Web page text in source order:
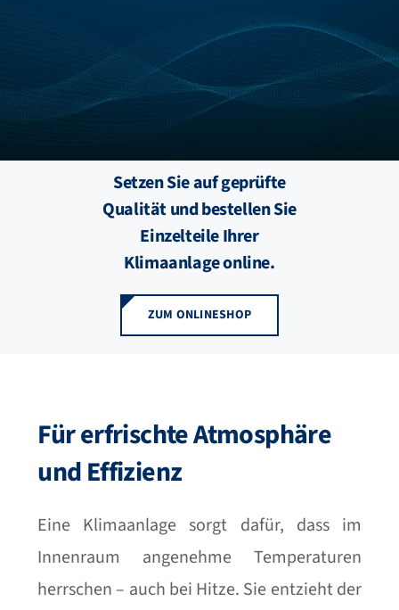
STANDORTE
Setzen Sie auf geprüfte
Qualität und bestellen Sie
Einzelteile Ihrer
Klimaanlage online.
ZUM ONLINESHOP
Für erfrischte Atmosphäre
und Effizienz
Eine Klimaanlage sorgt dafür, dass im
Innenraum angenehme Temperaturen
herrschen – auch bei Hitze. Sie entzieht der